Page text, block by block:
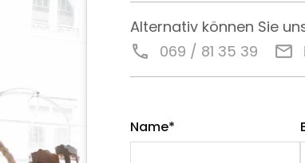
Alternativ können Sie
call
069 / 81 35 39 email
Name*